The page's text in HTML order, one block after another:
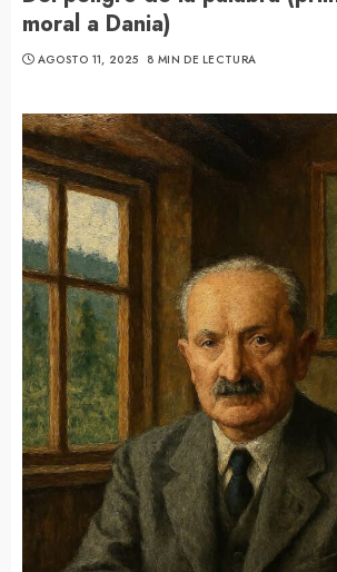
moral a Dania)
AGOSTO 11, 2025 8 MIN DE LECTURA